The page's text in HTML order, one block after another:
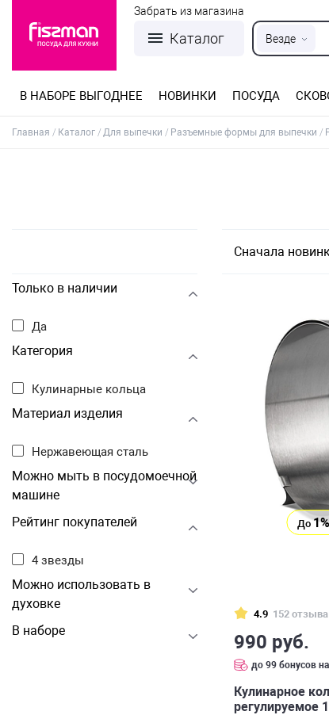
Каталог Везде
Забрать из магазина
В НАБОРЕ ВЫГОДНЕЕ НОВИНКИ ПОСУДА
Главная Каталог Для выпечки Разъемные формы для выпечки
Только в наличии
Да
Категория
Кулинарные кольца
Материал изделия
Нержавеющая сталь
Можно мыть в посудомоечной
машине
Рейтинг покупателей
4 звезды
Можно использовать в
духовке
В наборе
Сначала
До
4.9 152 отзыва
990 руб.
до 99 бонусов
Кулинарное
регулируемое